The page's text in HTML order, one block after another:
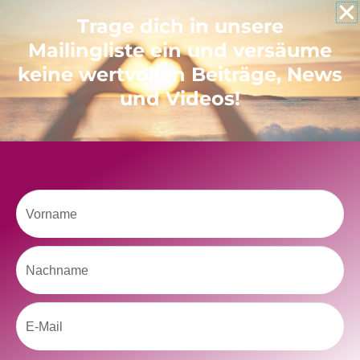
Like uns auf Facebook
Trage dich in unsere
Mailingliste ein und versäume
keine wertvollen Beiträge, News
und Videos!
Vorname
Nachname
Email